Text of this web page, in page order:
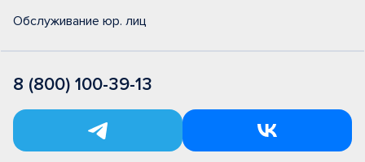
Обслуживание юр. лиц
8 (800) 100-39-13